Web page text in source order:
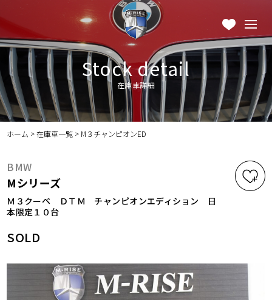
Stock detail
在庫車詳細
ホーム >在庫車一覧 > M３チャンピオンED
BMW
Mシリーズ
Ｍ３クーペ ＤＴＭ チャンピオンエディション 日
本限定１０台
SOLD